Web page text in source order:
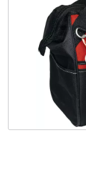
Deutsch
DEDeutsch
English